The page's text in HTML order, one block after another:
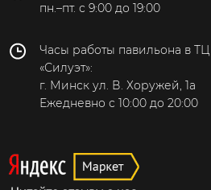
пн.–пт. с 9:00 до 19:00
Часы работы павильона в ТЦ
«Силуэт»:
г. Минск ул. В. Хоружей, 1а
Ежедневно с 10:00 до 20:00